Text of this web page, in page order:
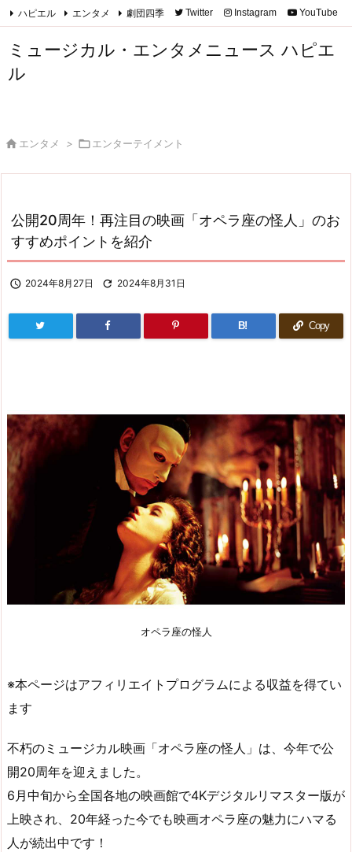
ハピエル エンタメ 劇団四季 Twitter Instagram YouTube
ミュージカル・エンタメニュース ハピエ
ル
 エンタメ >  エンターテイメント
公開20周年！再注目の映画「オペラ座の怪人」のお
すすめポイントを紹介
 2024年8月27日  2024年8月31日
B! Copy
オペラ座の怪人
※本ページはアフィリエイトプログラムによる収益を得てい
ます
不朽のミュージカル映画「オペラ座の怪人」は、今年で公
開20周年を迎えました。
6月中旬から全国各地の映画館で4Kデジタルリマスター版が
上映され、20年経った今でも映画オペラ座の魅力にハマる
人が続出中です！